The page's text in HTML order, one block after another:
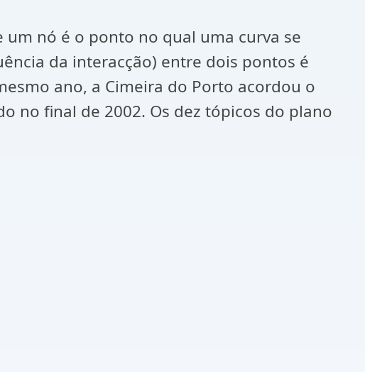
nó é o ponto no qual uma curva se
da interacção) entre dois pontos é
ano, a Cimeira do Porto acordou o
no final de 2002. Os dez tópicos do plano